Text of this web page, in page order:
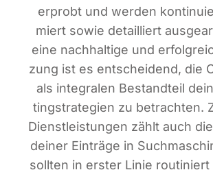
erprobt und wer­den
miert sowie detail­liert
eine nach­hal­ti­ge und
zung ist es ent­schei­dend, die
als inte­gra­len Bestand­teil
ting­stra­te­gien zu betrach­ten.
Dienst­leis­tun­gen zählt auch
dei­ner Ein­trä­ge in
soll­ten in ers­ter Linie